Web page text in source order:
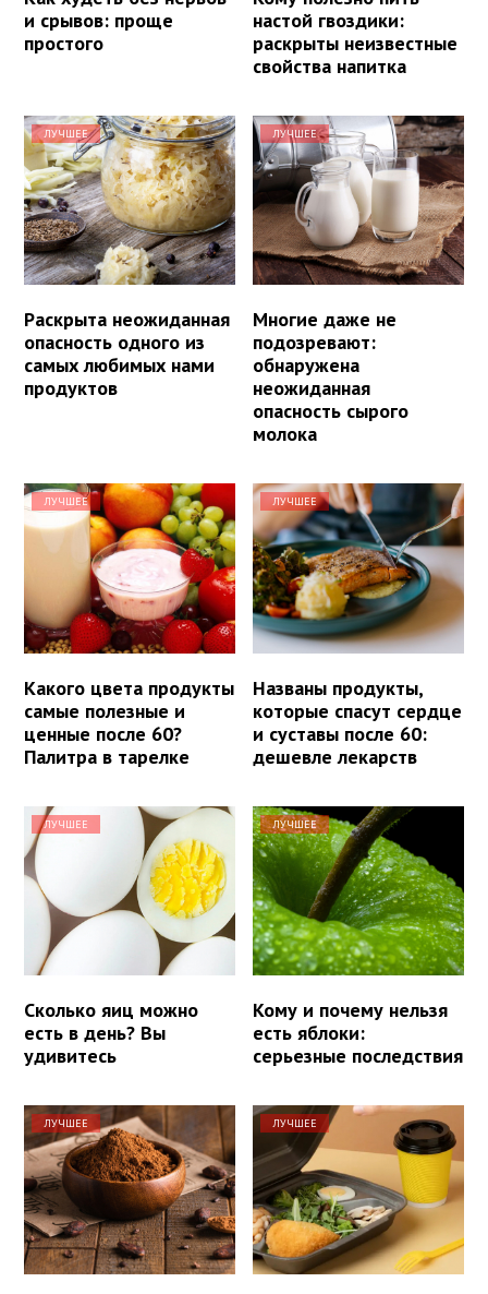
и срывов: проще
простого
настой гвоздики:
раскрыты неизвестные
свойства напитка
ЛУЧШЕЕ
Раскрыта неожиданная
опасность одного из
самых любимых нами
продуктов
ЛУЧШЕЕ
Многие даже не
подозревают:
обнаружена
неожиданная
опасность сырого
молока
ЛУЧШЕЕ
Какого цвета продукты
самые полезные и
ценные после 60?
Палитра в тарелке
ЛУЧШЕЕ
Названы продукты,
которые спасут сердце
и суставы после 60:
дешевле лекарств
ЛУЧШЕЕ
Сколько яиц можно
есть в день? Вы
удивитесь
ЛУЧШЕЕ
Кому и почему нельзя
есть яблоки:
серьезные последствия
ЛУЧШЕЕ ЛУЧШЕЕ